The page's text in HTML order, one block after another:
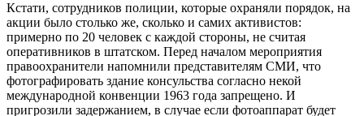
Кстати, сотрудников полиции, которые охраняли порядок, на
акции было столько же, сколько и самих активистов:
примерно по 20 человек с каждой стороны, не считая
оперативников в штатском. Перед началом мероприятия
правоохранители напомнили представителям СМИ, что
фотографировать здание консульства согласно некой
международной конвенции 1963 года запрещено. И
пригрозили задержанием, в случае если фотоаппарат будет